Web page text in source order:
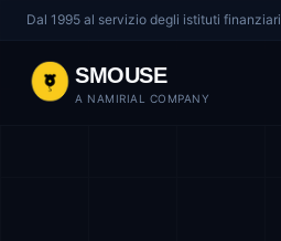
Dal 1995 al servizio degli istituti finanziari
SMOUSE
A NAMIRIAL COMPANY